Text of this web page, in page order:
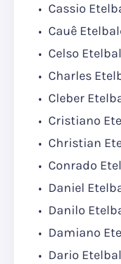
Cassio
Cauê
Celso
Charles
Cleber
Cristiano
Christian
Conrado
Daniel
Danilo
Damiano
Dario